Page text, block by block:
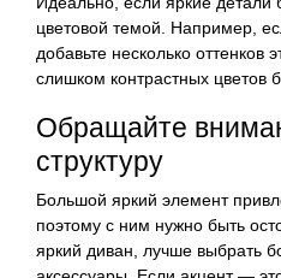
цветовой темой. Например,
добавьте несколько оттенков
слишком контрастных цветов
Обращайте
структуру
Большой яркий элемент
поэтому с ним нужно быть
яркий диван, лучше выбрать